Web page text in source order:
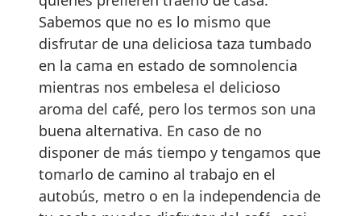
Sabemos que no es lo mismo que
disfrutar de una deliciosa taza tumbado
en la cama en estado de somnolencia
mientras nos embelesa el delicioso
aroma del café, pero los termos son una
buena alternativa. En caso de no
disponer de más tiempo y tengamos que
tomarlo de camino al trabajo en el
autobús, metro o en la independencia de